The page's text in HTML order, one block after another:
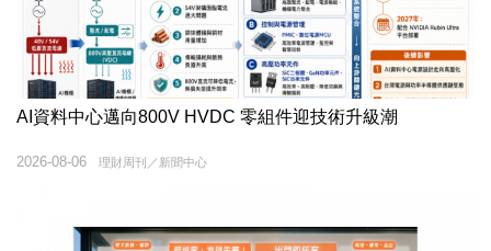
AI資料中心邁向800V HVDC 零組件迎技術升級潮
理財周刊／新聞中心
2026-08-06